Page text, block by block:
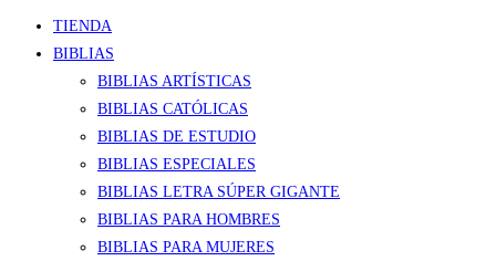
TIENDA
BIBLIAS
BIBLIAS ARTÍSTICAS
BIBLIAS CATÓLICAS
BIBLIAS DE ESTUDIO
BIBLIAS ESPECIALES
BIBLIAS LETRA SÚPER GIGANTE
BIBLIAS PARA HOMBRES
BIBLIAS PARA MUJERES